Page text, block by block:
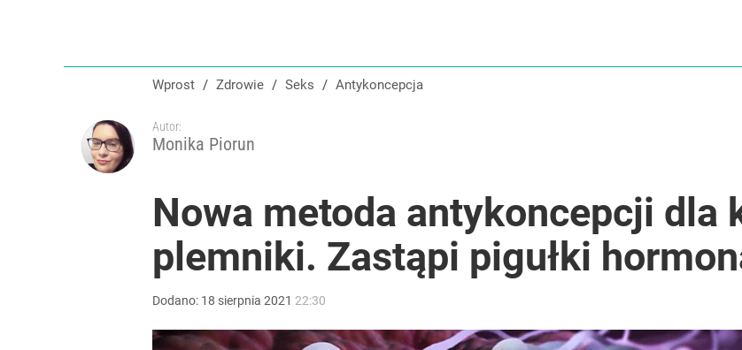
Wprost / Zdrowie / Seks / Antykoncepcja
Autor:
Monika Piorun
Nowa metoda antykoncepcji dla
plemniki. Zastąpi pigułki
Dodano: 18 sierpnia 2021 22:30